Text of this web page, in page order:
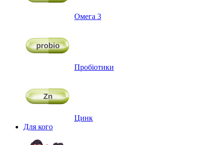
Омега 3
Пробіотики
Цинк
Для кого